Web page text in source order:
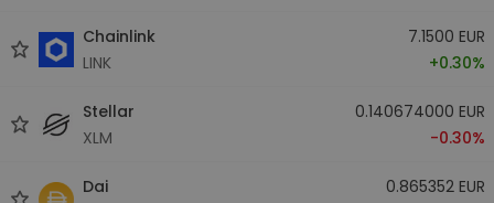
Chainlink
LINK
7.1500 EUR
+0.30%
Stellar
XLM
0.140674000 EUR
-0.30%
Dai
0.865352 EUR